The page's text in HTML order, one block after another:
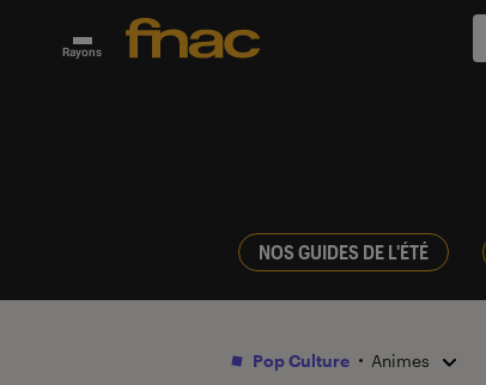
Rayons
NOS GUIDES DE L'ÉTÉ
Pop Culture Animes